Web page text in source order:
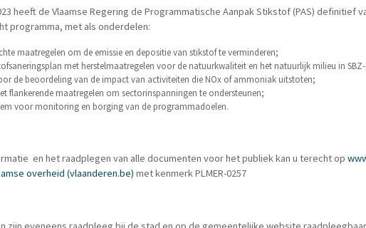
heeft de Vlaamse Regering de Programmatische Aanpak Stikstof (PAS)
programma, met als onderdelen:
maatregelen om de emissie en depositie van stikstof te verminderen;
met herstelmaatregelen voor de natuurkwaliteit en het natuurlijk milieu in
de beoordeling van de impact van activiteiten die NOx of ammoniak uitstoten;
flankerende maatregelen om sectorinspanningen te ondersteunen;
voor monitoring en borging van de programmadoelen.
en het raadplegen van alle documenten voor het publiek kan u terecht op
overheid (vlaanderen.be) met kenmerk PLMER-0257